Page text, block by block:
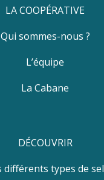
LA COOPÉRATIVE
Qui sommes-nous ?
L’équipe
La Cabane
DÉCOUVRIR
différents types de sel